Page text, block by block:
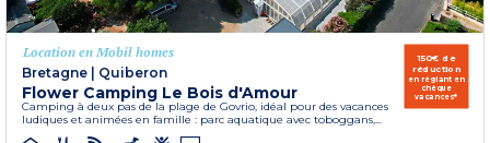
Location en Mobil homes
Bretagne
Quiberon
Flower Camping Le Bois d'Amour
Camping à deux pas de la plage de Govrio, idéal pour des vacances
ludiques et animées en famille : parc aquatique avec toboggans,...
150€ de
réduction
en réglant en
chèque
vacances*